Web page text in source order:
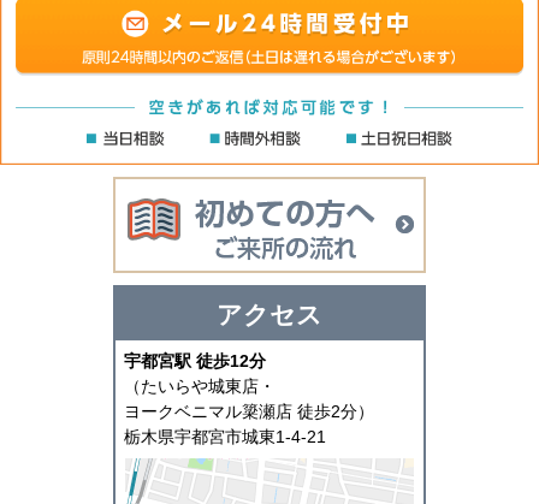
アクセス
宇都宮駅 徒歩12分
（たいらや城東店・
ヨークベニマル簗瀬店 徒歩2分）
栃木県宇都宮市城東1-4-21